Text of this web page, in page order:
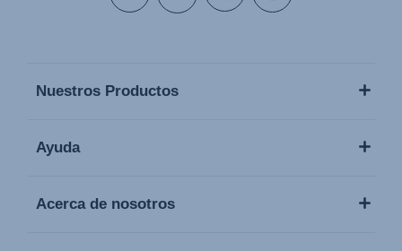
Nuestros Productos
Ayuda
Acerca de nosotros